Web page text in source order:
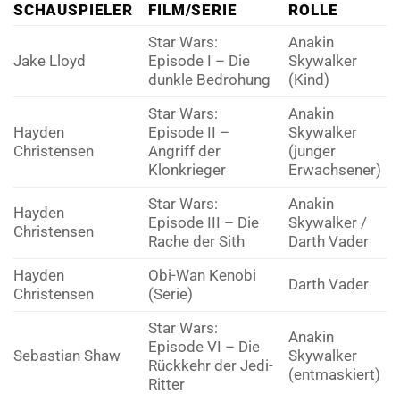
SCHAUSPIELER FILM/SERIE ROLLE
Jake Lloyd
Star Wars:
Episode I – Die
dunkle Bedrohung
Anakin
Skywalker
(Kind)
Hayden
Christensen
Star Wars:
Episode II –
Angriff der
Klonkrieger
Anakin
Skywalker
(junger
Erwachsener)
Hayden
Christensen
Star Wars:
Episode III – Die
Rache der Sith
Anakin
Skywalker /
Darth Vader
Hayden
Christensen
Obi-Wan Kenobi
(Serie)
Darth Vader
Sebastian Shaw
Star Wars:
Episode VI – Die
Rückkehr der Jedi-
Ritter
Anakin
Skywalker
(entmaskiert)